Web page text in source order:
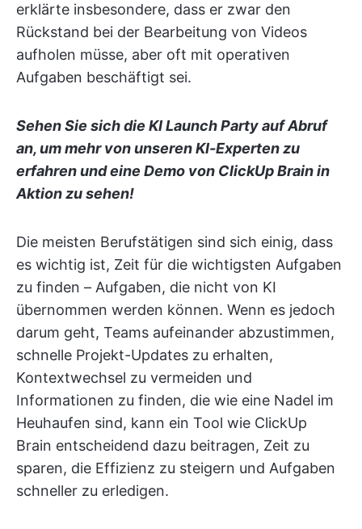
erklärte insbesondere, dass er zwar den
Rückstand bei der Bearbeitung von Videos
aufholen müsse, aber oft mit operativen
Aufgaben beschäftigt sei.
Sehen Sie sich die KI Launch Party auf Abruf
an, um mehr von unseren KI-Experten zu
erfahren und eine Demo von ClickUp Brain in
Aktion zu sehen!
Die meisten Berufstätigen sind sich einig, dass
es wichtig ist, Zeit für die wichtigsten Aufgaben
zu finden – Aufgaben, die nicht von KI
übernommen werden können. Wenn es jedoch
darum geht, Teams aufeinander abzustimmen,
schnelle Projekt-Updates zu erhalten,
Kontextwechsel zu vermeiden und
Informationen zu finden, die wie eine Nadel im
Heuhaufen sind, kann ein Tool wie ClickUp
Brain entscheidend dazu beitragen, Zeit zu
sparen, die Effizienz zu steigern und Aufgaben
schneller zu erledigen.